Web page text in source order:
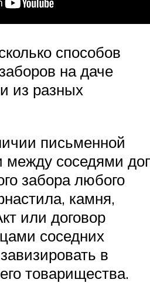
способов
на даче
из разных
письменной
между соседями
забора любого
камня,
или договор
соседних
в
товарищества.